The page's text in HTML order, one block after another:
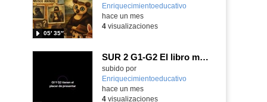
Enriquecimientoeducativo
05′ 35″
-
hace un mes
4visualizaciones
SUR 2 G1-G2 El libro mágico de las preguntas imposibles.
Contenido educativo.
subido por
Enriquecimientoeducativo-
hace un mes
4visualizaciones